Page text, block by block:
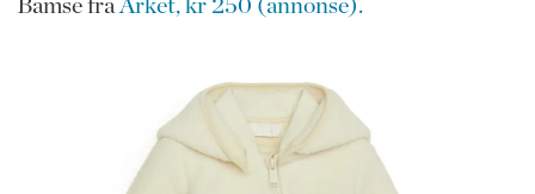
Bamse fraArket, kr 250 (annonse).